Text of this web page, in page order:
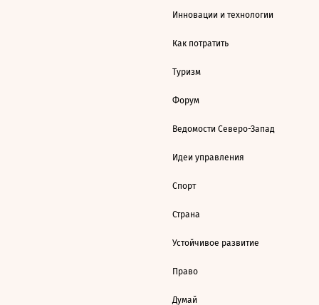
Инновации и технологии
Как потратить
Туризм
Форум
Ведомости Северо-Запад
Идеи управления
Спорт
Страна
Устойчивое развитие
Право
Думай